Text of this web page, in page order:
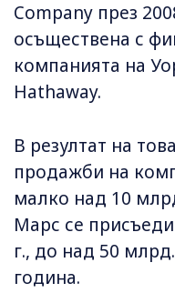
Company през
осъществена с
компанията на
Hathaway.
В резултат на
продажби на
малко над 10
Марс се
г., до над 50
година.